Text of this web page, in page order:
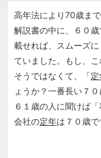
高年法により70歳ま
解説書の中に、６０
載せれば、スムーズに
ていました。もし、こ
そうではなくて、「
ょうか？一番長い７
６１歳の人に聞けば
会社の定年は７０歳で